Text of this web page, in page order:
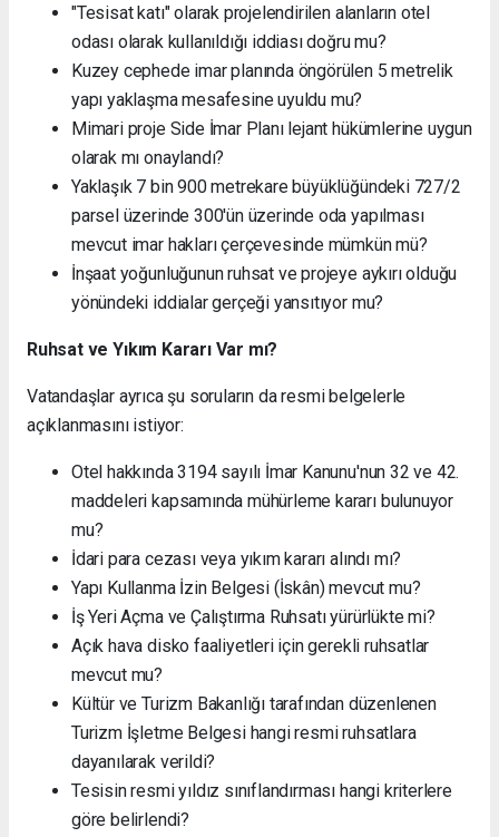
"Tesisat katı" olarak projelendirilen alanların otel
odası olarak kullanıldığı iddiası doğru mu?
Kuzey cephede imar planında öngörülen 5 metrelik
yapı yaklaşma mesafesine uyuldu mu?
Mimari proje Side İmar Planı lejant hükümlerine uygun
olarak mı onaylandı?
Yaklaşık 7 bin 900 metrekare büyüklüğündeki 727/2
parsel üzerinde 300'ün üzerinde oda yapılması
mevcut imar hakları çerçevesinde mümkün mü?
İnşaat yoğunluğunun ruhsat ve projeye aykırı olduğu
yönündeki iddialar gerçeği yansıtıyor mu?
Ruhsat ve Yıkım Kararı Var mı?
Vatandaşlar ayrıca şu soruların da resmi belgelerle
açıklanmasını istiyor:
Otel hakkında 3194 sayılı İmar Kanunu'nun 32 ve 42.
maddeleri kapsamında mühürleme kararı bulunuyor
mu?
İdari para cezası veya yıkım kararı alındı mı?
Yapı Kullanma İzin Belgesi (İskân) mevcut mu?
İş Yeri Açma ve Çalıştırma Ruhsatı yürürlükte mi?
Açık hava disko faaliyetleri için gerekli ruhsatlar
mevcut mu?
Kültür ve Turizm Bakanlığı tarafından düzenlenen
Turizm İşletme Belgesi hangi resmi ruhsatlara
dayanılarak verildi?
Tesisin resmi yıldız sınıflandırması hangi kriterlere
göre belirlendi?